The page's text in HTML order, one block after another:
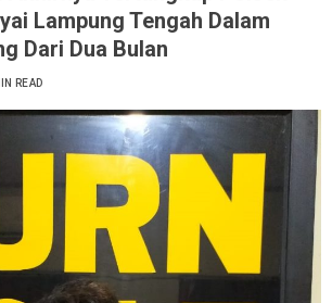
Lampung Tengah Dalam
Dari Dua Bulan
READ